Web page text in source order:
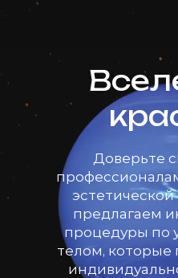
Доверьте
предлагаем
процедуры по
телом, которые